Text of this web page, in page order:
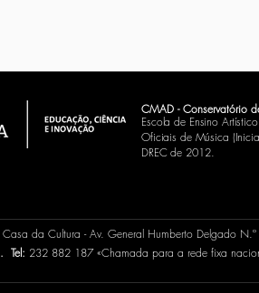
CMAD - Conservatório
Escola de Ensino
Oficiais de Música
DREC de 2012.
Casa da Cultura - Av. General Humberto Delgado
. Tel: 232 882 187 «Chamada para a rede fixa